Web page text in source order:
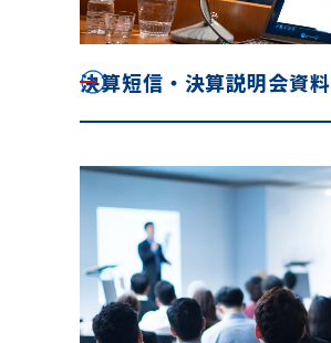
決算短信・決算説明会資料